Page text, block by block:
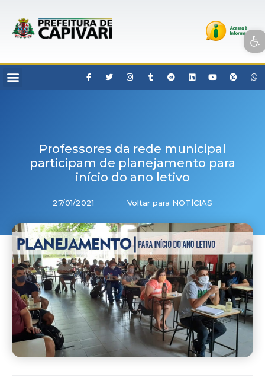
Open toolbar
Professores da rede municipal
participam de planejamento para
início do ano letivo
27/01/2021 Voltar para NOTÍCIAS